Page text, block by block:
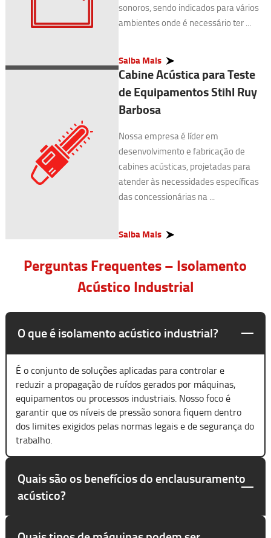
sonoros, sendo indicados para vários
ambientes onde é necessário ter ...
Saiba Mais
Cabine Acústica para Teste
de Equipamentos Stihl Ruy
Barbosa
Nossa empresa é líder em
desenvolvimento e fabricação de
cabines acústicas, projetadas para
atender às necessidades específicas
das concessionárias na ...
Saiba Mais
Perguntas Frequentes – Isolamento
Acústico Industrial
O que é isolamento acústico industrial?
É o conjunto de soluções aplicadas para controlar e
reduzir a propagação de ruídos gerados por máquinas,
equipamentos ou processos industriais. Nosso foco é
garantir que os níveis de pressão sonora fiquem dentro
dos limites exigidos pelas normas legais e de segurança do
trabalho.
Quais são os benefícios do enclausuramento
acústico?